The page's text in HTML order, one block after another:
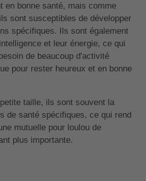
en bonne santé, mais comme
sont susceptibles de développer
spécifiques. Ils sont également
et leur énergie, ce qui
de beaucoup d'activité
pour rester heureux et en bonne
taille, ils sont souvent la
de santé spécifiques, ce qui rend
mutuelle pour loulou de
plus importante.